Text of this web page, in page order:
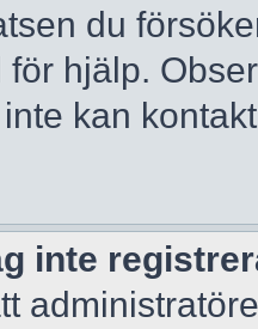
du
för hjälp.
kan
inte